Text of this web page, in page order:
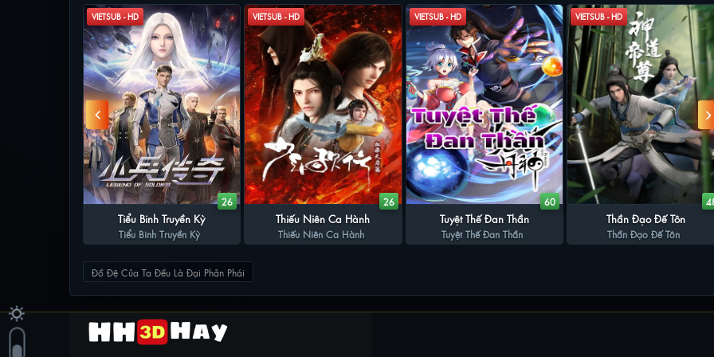
VIETSUB - HD
26
Tiểu Binh Truyền Kỳ
Tiểu Binh Truyền Kỳ
VIETSUB - HD
26
Thiếu Niên Ca Hành
Thiếu Niên Ca Hành
VIETSUB - HD
60
Tuyệt Thế Đan Thần
Tuyệt Thế Đan Thần
VIETSUB - HD
Thần Đạo Đế Tôn
Thần Đạo Đế Tôn
Đồ Đệ Của Ta Đều Là Đại Phản Phái